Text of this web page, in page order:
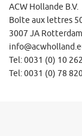
ACW Hollande B.V.
Boîte aux lettres
3007 JA Rotterdam
Tel: 0031 (0) 10
Tel: 0031 (0) 78